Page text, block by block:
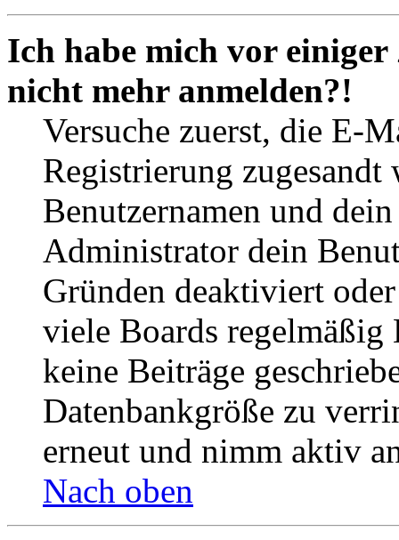
Ich habe mich vor
nicht mehr anmelden?!
Versuche zuerst, die E-
Registrierung
Benutzernamen und
Administrator dein
Gründen deaktiviert
viele Boards
keine Beiträge
Datenbankgröße zu
erneut und nimm aktiv
Nach oben